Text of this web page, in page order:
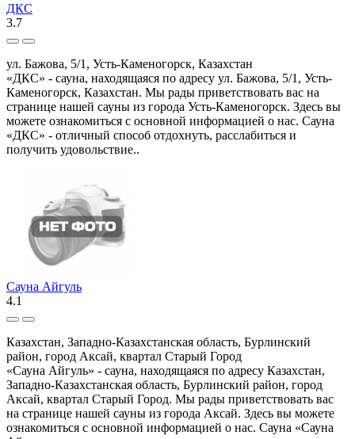
ДКС
3.7
ул. Бажова, 5/1, Усть-Каменогорск, Казахстан
«ДКС» - сауна, находящаяся по адресу ул. Бажова, 5/1, Усть-
Каменогорск, Казахстан. Мы рады приветствовать вас на
странице нашей сауны из города Усть-Каменогорск. Здесь вы
можете ознакомиться с основной информацией о нас. Сауна
«ДКС» - отличный способ отдохнуть, расслабиться и
получить удовольствие..
Сауна Айгуль
4.1
Казахстан, Западно-Казахстанская область, Бурлинский
район, город Аксай, квартал Старый Город
«Сауна Айгуль» - сауна, находящаяся по адресу Казахстан,
Западно-Казахстанская область, Бурлинский район, город
Аксай, квартал Старый Город. Мы рады приветствовать вас
на странице нашей сауны из города Аксай. Здесь вы можете
ознакомиться с основной информацией о нас. Сауна «Сауна